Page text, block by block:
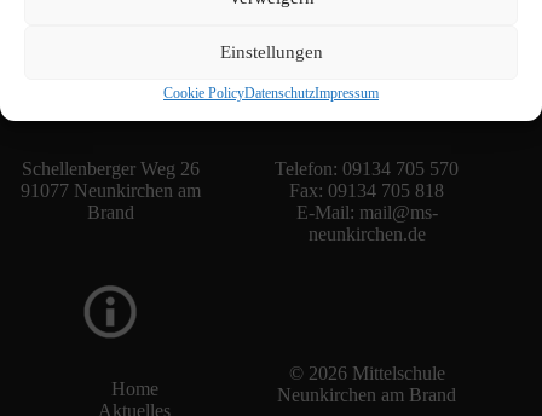
Einstellungen
Cookie PolicyDatenschutzImpressum
Schellenberger Weg 26
91077 Neunkirchen am
Brand
Telefon: 09134 705 570
Fax: 09134 705 818
E-Mail: mail@ms-
neunkirchen.de
Home
Aktuelles
© 2026 Mittelschule
Neunkirchen am Brand